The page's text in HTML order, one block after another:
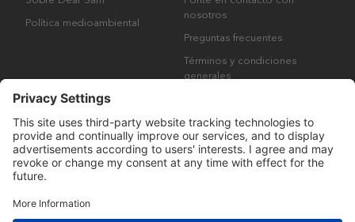
Política medioambiental
nosotros
Preguntas frecuentes
Términos y condiciones
generales
Derechos de autor © Many Brands AB 2023. Todos los derechos